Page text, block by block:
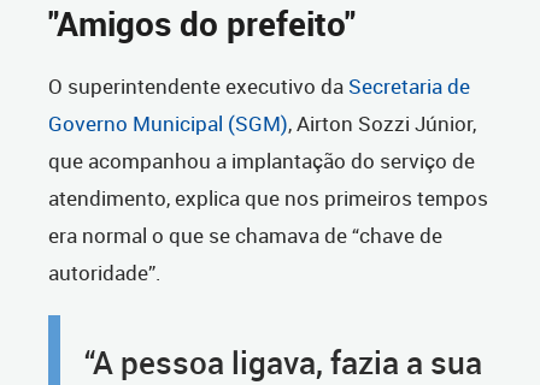
"Amigos do prefeito"
O superintendente executivo da Secretaria de
Governo Municipal (SGM), Airton Sozzi Júnior,
que acompanhou a implantação do serviço de
atendimento, explica que nos primeiros tempos
era normal o que se chamava de “chave de
autoridade”.
“A pessoa ligava, fazia a sua